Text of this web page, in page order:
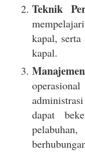
Teknik
kapal,
kapal.
dapat